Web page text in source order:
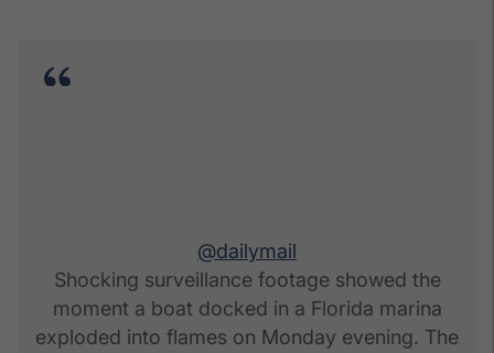
@dailymail
Shocking surveillance footage showed the
moment a boat docked in a Florida marina
exploded into flames on Monday evening. The